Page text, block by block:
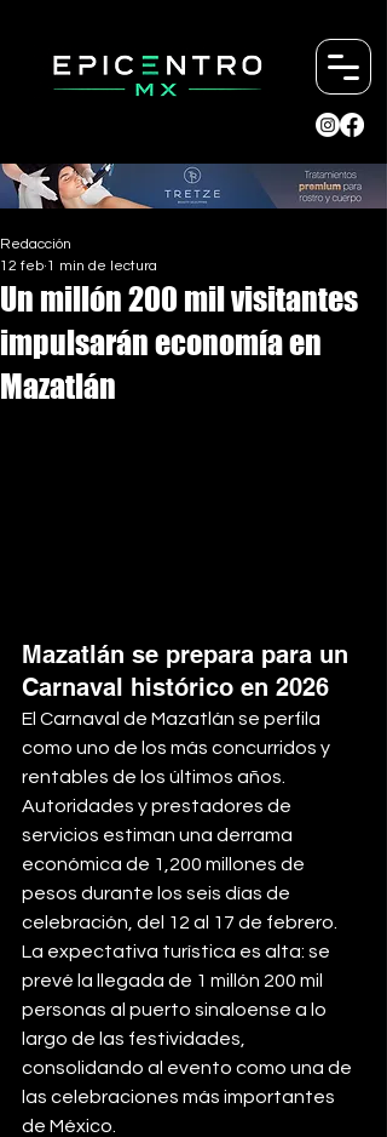
Un millón 200 mil visitantes
impulsarán economía en
Mazatlán
Redacción
12 feb 1 min de lectura
Mazatlán se prepara para un
Carnaval histórico en 2026
El Carnaval de Mazatlán se perfila
como uno de los más concurridos y
rentables de los últimos años.
Autoridades y prestadores de
servicios estiman una derrama
económica de 1,200 millones de
pesos durante los seis días de
celebración, del 12 al 17 de febrero.
La expectativa turística es alta: se
prevé la llegada de 1 millón 200 mil
personas al puerto sinaloense a lo
largo de las festividades,
consolidando al evento como una de
las celebraciones más importantes
de México.